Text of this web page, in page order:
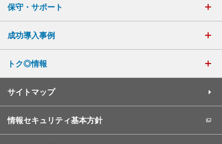
保守・サポート
成功導入事例
トク◎情報
サイトマップ
情報セキュリティ基本方針